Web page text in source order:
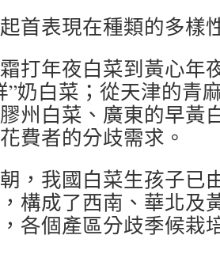
首表現在種類的多樣
打年夜白菜到黃心年
”奶白菜；從天津的青
州白菜、廣東的早黃
費者的分歧需求。
，我國白菜生孩子已
構成了西南、華北及
各個產區分歧季候栽